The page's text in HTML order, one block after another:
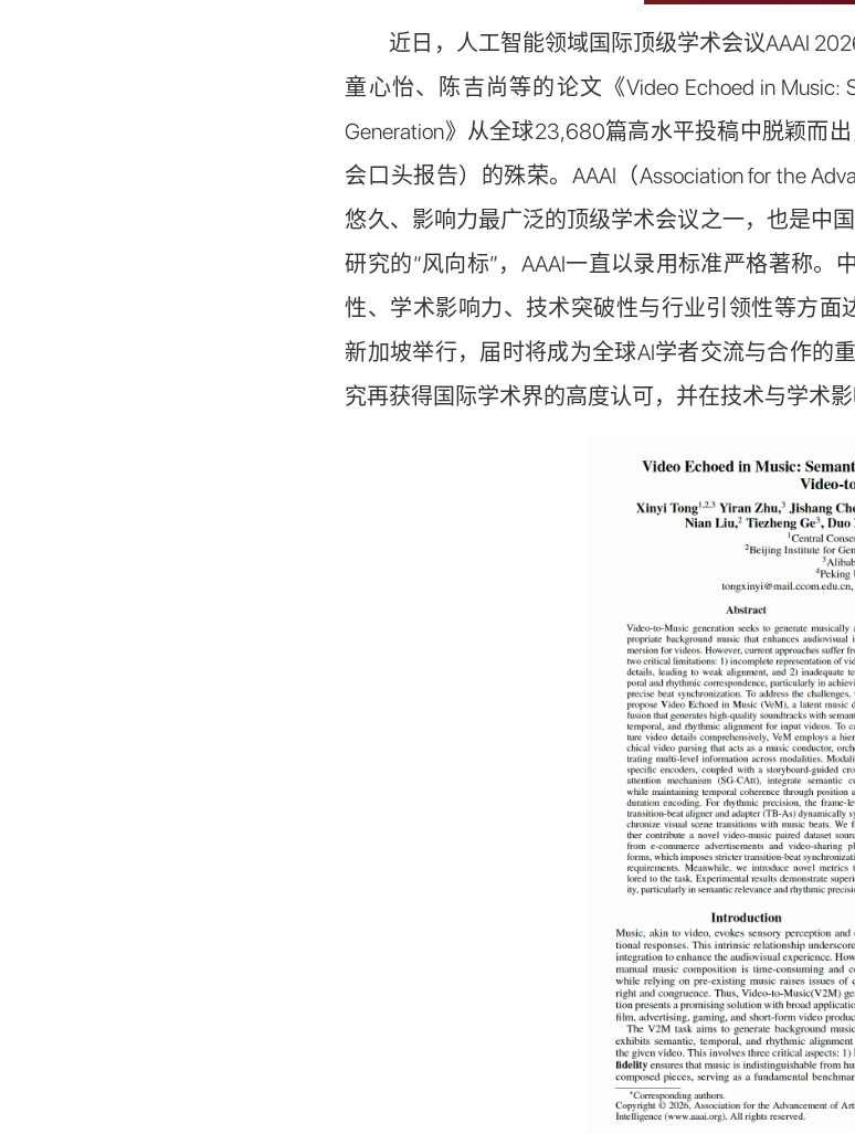
近日，人工智能领域国际顶级学术会议AAAI
童心怡、陈吉尚等的论文《Video Echoed in Music:
Generation》从全球23,680篇高水平投稿中脱颖而出
会口头报告）的殊荣。AAAI（Association for the
悠久、影响力最广泛的顶级学术会议之一，也是中
研究的“风向标”，AAAI一直以录用标准严格著称。
性、学术影响力、技术突破性与行业引领性等方面
新加坡举行，届时将成为全球AI学者交流与合作的
究再获得国际学术界的高度认可，并在技术与学术